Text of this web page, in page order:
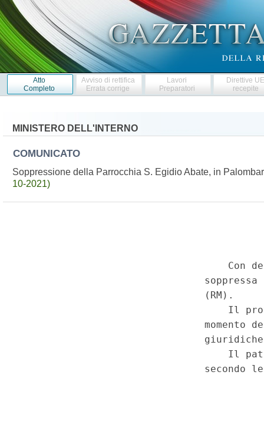
Atto
Completo
Avviso di rettifica
Errata corrige
Lavori
Preparatori
Direttive
recepite
MINISTERO DELL'INTERNO
COMUNICATO
Soppressione della Parrocchia S. Egidio Abate, in
10-2021)